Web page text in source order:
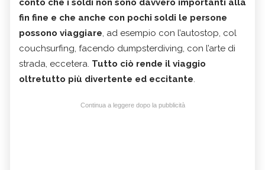
conto che i soldi non sono davvero importanti alla
fin fine e che anche con pochi soldi le persone
possono viaggiare, ad esempio con l’autostop, col
couchsurfing, facendo dumpsterdiving, con l’arte di
strada, eccetera. Tutto ciò rende il viaggio
oltretutto più divertente ed eccitante.
Continua a leggere dopo la pubblicità